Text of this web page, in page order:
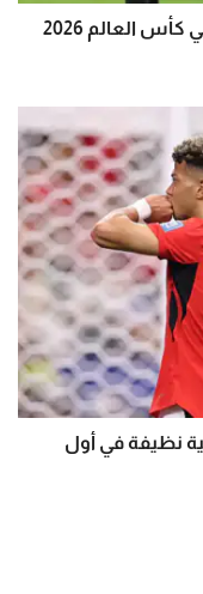
العالم 2026
نظيفة في أول